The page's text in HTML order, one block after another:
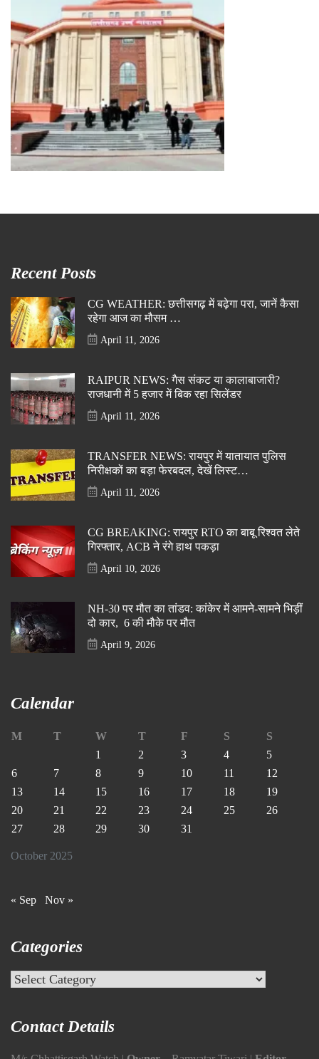
Recent Posts
CG WEATHER: छत्तीसगढ़ में बढ़ेगा परा, जानें कैसा
रहेगा आज का मौसम …
April 11, 2026
RAIPUR NEWS: गैस संकट या कालाबाजारी?
राजधानी में 5 हजार में बिक रहा सिलेंडर
April 11, 2026
TRANSFER NEWS: रायपुर में यातायात पुलिस
निरीक्षकों का बड़ा फेरबदल, देखें लिस्ट…
April 11, 2026
CG BREAKING: रायपुर RTO का बाबू रिश्वत लेते
गिरफ्तार, ACB ने रंगे हाथ पकड़ा
April 10, 2026
NH-30 पर मौत का तांडव: कांकेर में आमने-सामने भिड़ीं
दो कार, 6 की मौके पर मौत
April 9, 2026
Calendar
October 2025
M T W T F S
S
1
2 3 4
5
6
7 8 9 10 11
12
13
14 15 16 17 18
19
20
21 22 23 24 25
26
27
28 29 30 31
« Sep Nov »
Categories
Categories
Contact Details